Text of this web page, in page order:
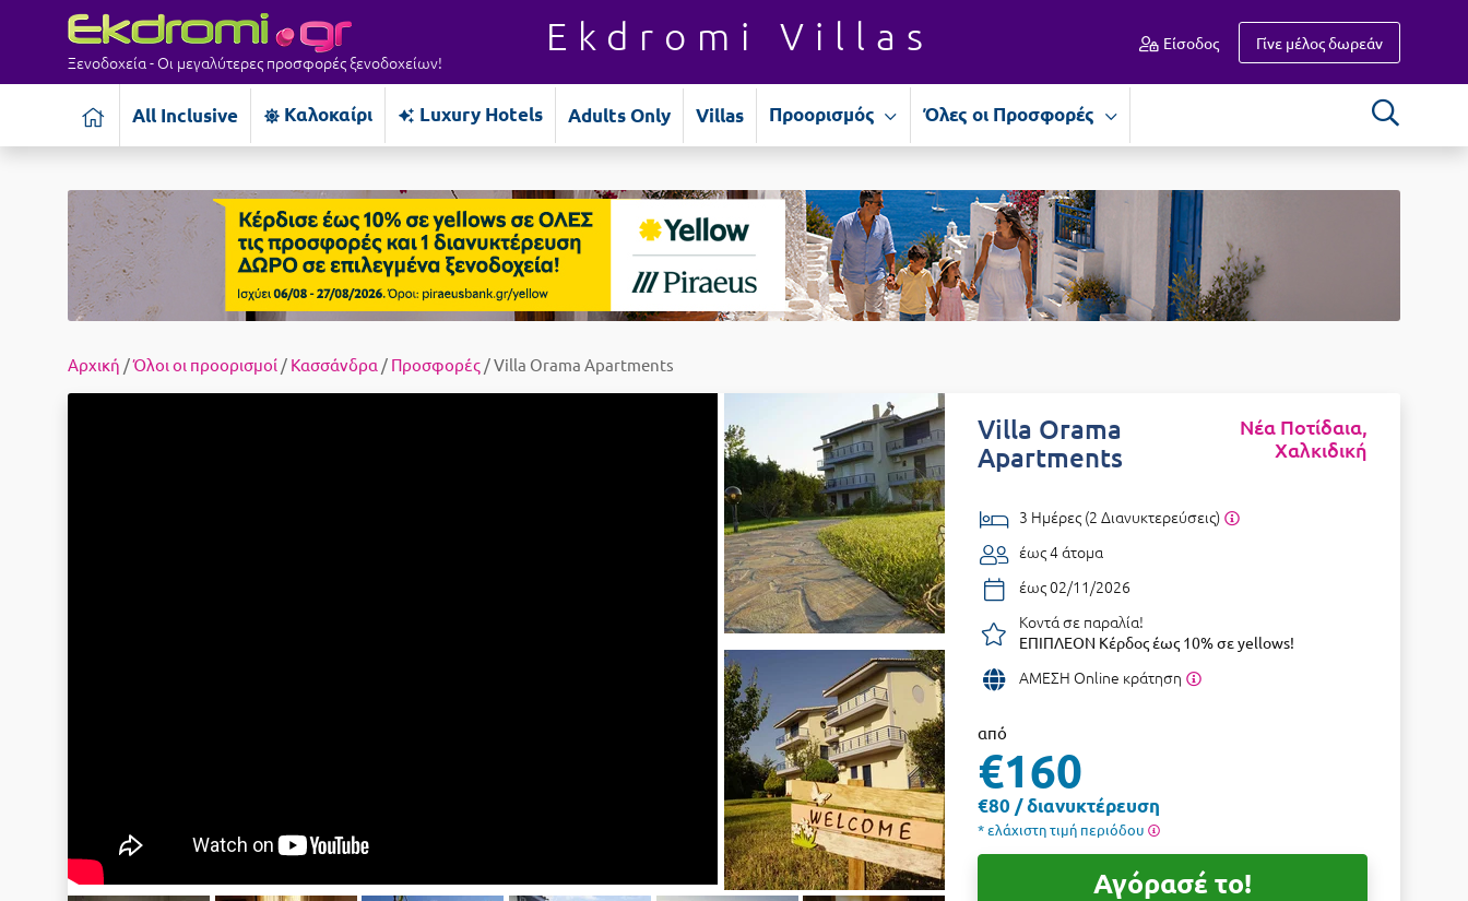
Ekdromi Villas
Ξενοδοχεία - Οι μεγαλύτερες προσφορές ξενοδοχείων!
Είσοδος Γίνε μέλος δωρεάν
All Inclusive Καλοκαίρι Luxury Hotels Adults Only Villas Προορισμός Όλες οι Προσφορές
Αρχική /Όλοι οι προορισμοί / Κασσάνδρα / Προσφορές / Villa Orama Apartments
Villa Orama
Apartments
Νέα Ποτίδαια,
Χαλκιδική
3 Ημέρες (2 Διανυκτερεύσεις)
έως 4 άτομα
έως 02/11/2026
Κοντά σε παραλία!
ΕΠΙΠΛΕΟΝ Κέρδος έως 10% σε yellows!
ΑΜΕΣΗ Online κράτηση
από
€160
€80 / διανυκτέρευση
* ελάχιστη τιμή περιόδου
Αγόρασέ το!